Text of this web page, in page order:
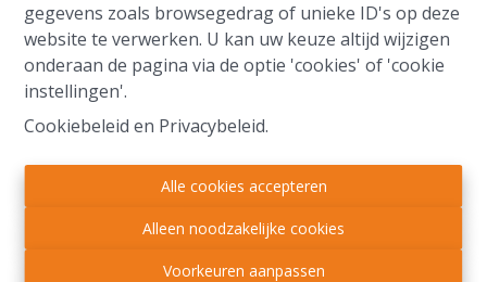
gegevens zoals browsegedrag of unieke ID's op deze
website te verwerken. U kan uw keuze altijd wijzigen
onderaan de pagina via de optie 'cookies' of 'cookie
instellingen'.
Cookiebeleid en Privacybeleid.
Alle cookies accepteren
Alleen noodzakelijke cookies
Voorkeuren aanpassen